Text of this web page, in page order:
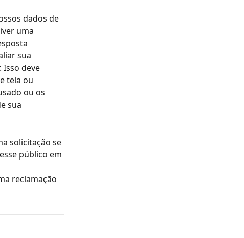
dados de
uma
sua
Isso deve
tela ou
ou os
sua
solicitação se
público em
reclamação